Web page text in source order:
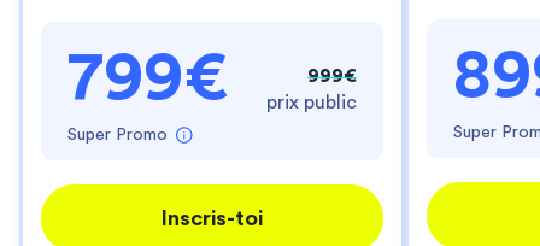
799€
Super Promo
999€
prix public
Inscris-toi
Super